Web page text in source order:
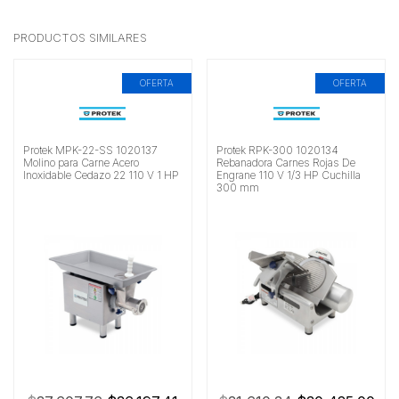
PRODUCTOS SIMILARES
OFERTA
Protek MPK-22-SS 1020137
Molino para Carne Acero
Inoxidable Cedazo 22 110 V 1 HP
OFERTA
Protek RPK-300 1020134
Rebanadora Carnes Rojas De
Engrane 110 V 1/3 HP Cuchilla
300 mm